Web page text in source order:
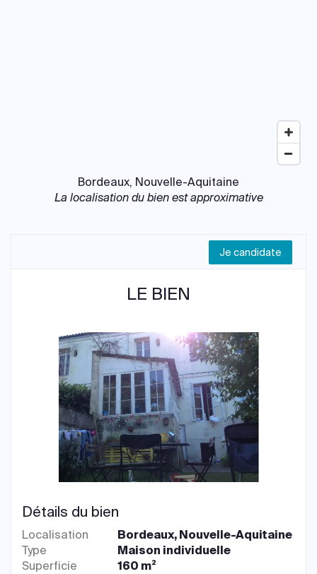
Bordeaux, Nouvelle-Aquitaine
La localisation du bien est approximative
Je candidate
LE BIEN
Détails du bien
Localisation
Bordeaux, Nouvelle-Aquitaine
Type
Maison individuelle
Superficie
160 m²